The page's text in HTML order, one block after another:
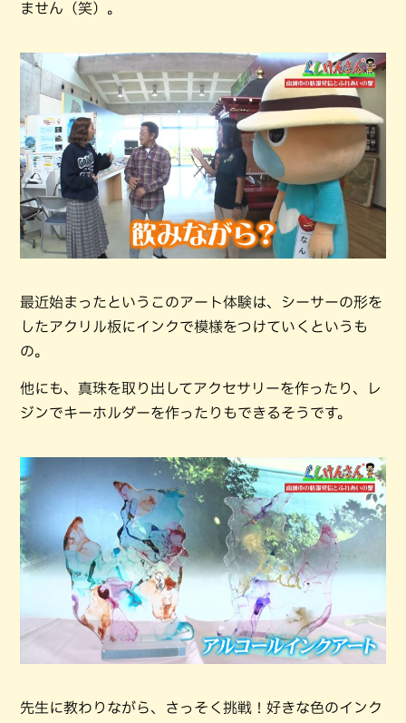
ません（笑）。
最近始まったというこのアート体験は、シーサーの形を
したアクリル板にインクで模様をつけていくというも
の。
他にも、真珠を取り出してアクセサリーを作ったり、レ
ジンでキーホルダーを作ったりもできるそうです。
先生に教わりながら、さっそく挑戦！好きな色のインク